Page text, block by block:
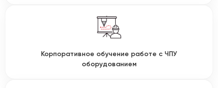
Корпоративное обучение работе с ЧПУ
оборудованием